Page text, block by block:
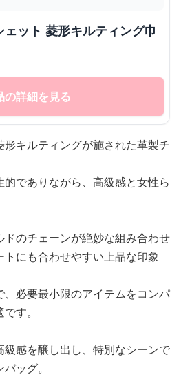
ット 菱形キルティング巾
の詳細を見る
キルティングが施された革製チ
でありながら、高級感と女性ら
のチェーンが絶妙な組み合わせ
にも合わせやすい上品な印象
必要最小限のアイテムをコンパ
す。
感を醸し出し、特別なシーンで
ッグ。